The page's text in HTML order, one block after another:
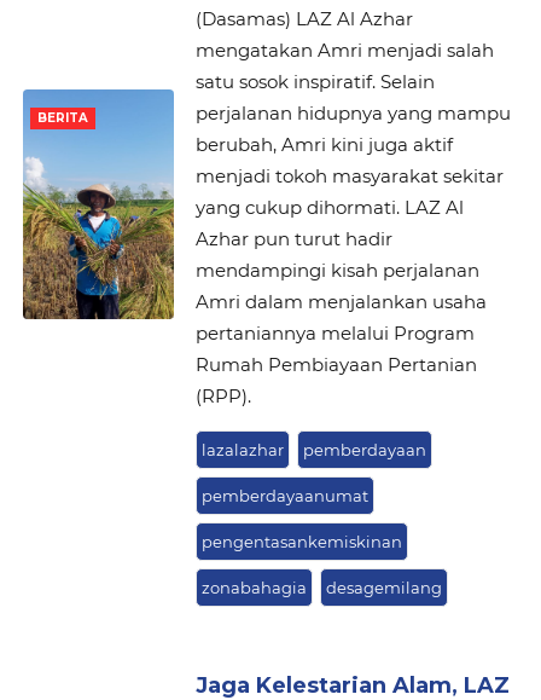
BERITA
(Dasamas) LAZ Al Azhar
mengatakan Amri menjadi salah
satu sosok inspiratif. Selain
perjalanan hidupnya yang mampu
berubah, Amri kini juga aktif
menjadi tokoh masyarakat sekitar
yang cukup dihormati. LAZ Al
Azhar pun turut hadir
mendampingi kisah perjalanan
Amri dalam menjalankan usaha
pertaniannya melalui Program
Rumah Pembiayaan Pertanian
(RPP).
lazalazhar pemberdayaan
pemberdayaanumat
pengentasankemiskinan
zonabahagia desagemilang
Jaga Kelestarian Alam, LAZ